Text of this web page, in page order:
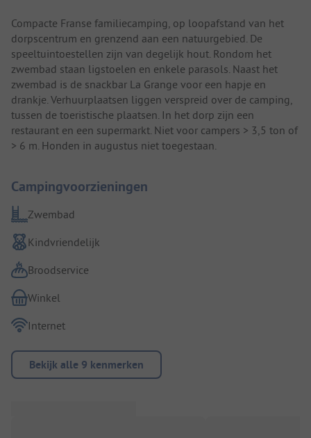
Compacte Franse familiecamping, op loopafstand van het
dorpscentrum en grenzend aan een natuurgebied. De
speeltuintoestellen zijn van degelijk hout. Rondom het
zwembad staan ligstoelen en enkele parasols. Naast het
zwembad is de snackbar La Grange voor een hapje en
drankje. Verhuurplaatsen liggen verspreid over de camping,
tussen de toeristische plaatsen. In het dorp zijn een
restaurant en een supermarkt. Niet voor campers > 3,5 ton of
> 6 m. Honden in augustus niet toegestaan.
Campingvoorzieningen
Zwembad
Kindvriendelijk
Broodservice
Winkel
Internet
Bekijk alle 9 kenmerken